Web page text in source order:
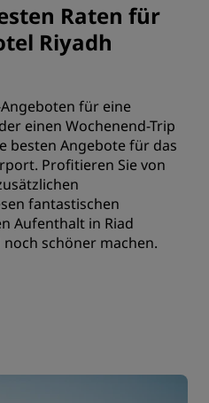
Raten für
Riyadh
für eine
einen Wochenend-Trip
besten Angebote für das
Profitieren Sie von
fantastischen
Aufenthalt in Riad
schöner machen.